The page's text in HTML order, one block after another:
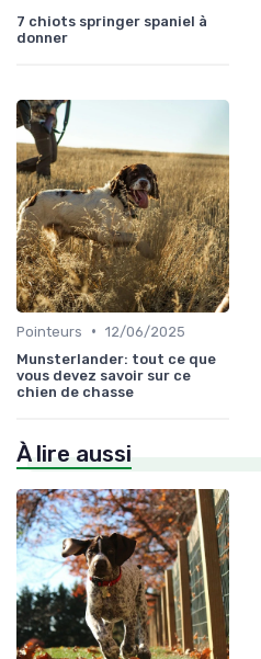
7 chiots springer spaniel à
donner
Pointeurs • 12/06/2025
Munsterlander: tout ce que
vous devez savoir sur ce
chien de chasse
À lire aussi